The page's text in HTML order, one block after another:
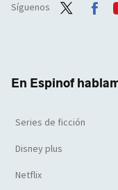
Síguenos
En Espinof
Series de ficción
Disney plus
Netflix